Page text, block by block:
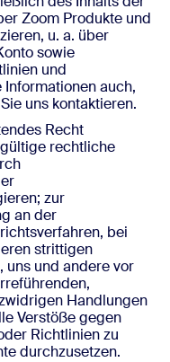
Zoom Produkte und
u. a. über
sowie
und
auch,
uns kontaktieren.
Recht
rechtliche
zur
an der
bei
strittigen
uns und andere vor
Handlungen
Verstöße gegen
Richtlinien zu
durchzusetzen.